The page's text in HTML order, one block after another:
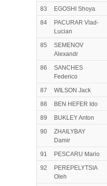
83
EGOSHI Shoya
84
PACURAR Vlad-
Lucian
85
SEMENOV
Alexandr
86
SANCHES
Federico
87 WILSON Jack
88
BEN HEFER Ido
89
BUKLEY Anton
90
ZHAILYBAY
Damir
91 PESCARU Mario
92
PEREPELYTSIA
Oleh